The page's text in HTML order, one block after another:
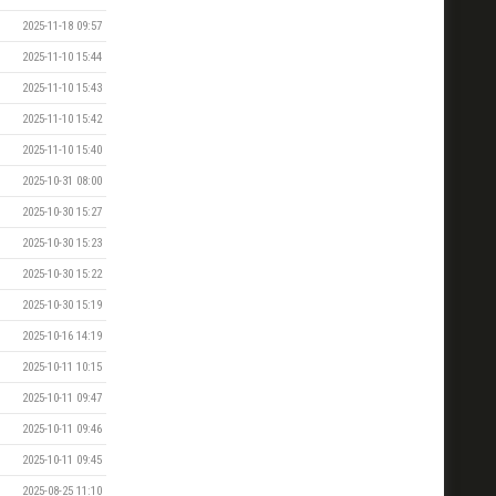
2025-11-18 09:57
2025-11-10 15:44
2025-11-10 15:43
2025-11-10 15:42
2025-11-10 15:40
2025-10-31 08:00
2025-10-30 15:27
2025-10-30 15:23
2025-10-30 15:22
2025-10-30 15:19
2025-10-16 14:19
2025-10-11 10:15
2025-10-11 09:47
2025-10-11 09:46
2025-10-11 09:45
2025-08-25 11:10